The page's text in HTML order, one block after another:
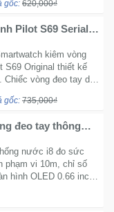
gốc: 620,000₫
Pilot S69 Serial
đeo tay sức
kiêm vòng
S69 Original thiết kế
Chiếc vòng đeo tay dễ
xác.
gốc: 735,000₫
đeo tay thông
nước đo sức khỏe
nước i8 đo sức
phạm vi 10m, chỉ số
hình OLED 0.66 inch,
80mAh